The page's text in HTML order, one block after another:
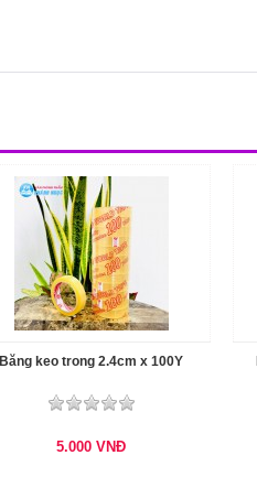
Băng keo trong 2.4cm x 100Y
5.000VNĐ